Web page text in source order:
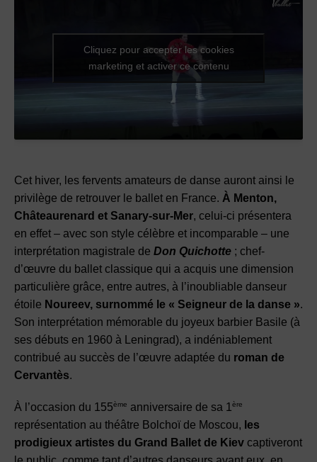
Cliquez pour accepter les cookies
marketing et activer ce contenu
Cet hiver, les fervents amateurs de danse auront ainsi le
privilège de retrouver le ballet en France. À Menton,
Châteaurenard et Sanary-sur-Mer, celui-ci présentera
en effet – avec son style célèbre et incomparable – une
interprétation magistrale de Don Quichotte ; chef-
d’œuvre du ballet classique qui a acquis une dimension
particulière grâce, entre autres, à l’inoubliable danseur
étoile Noureev, surnommé le « Seigneur de la danse ».
Son interprétation mémorable du joyeux barbier Basile (à
ses débuts en 1960 à Leningrad), a indéniablement
contribué au succès de l’œuvre adaptée du roman de
Cervantès.
À l’occasion du 155ème anniversaire de sa 1 ère
représentation au théâtre Bolchoï de Moscou, les
prodigieux artistes du Grand Ballet de Kiev captiveront